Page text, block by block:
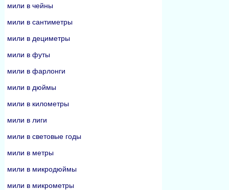
мили в чейны
мили в сантиметры
мили в дециметры
мили в футы
мили в фарлонги
мили в дюймы
мили в километры
мили в лиги
мили в световые годы
мили в метры
мили в микродюймы
мили в микрометры